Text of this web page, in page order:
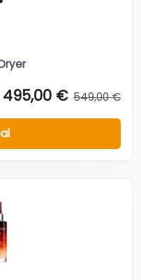
495,00 € 549,00 €